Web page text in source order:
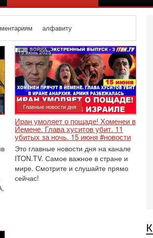
алфавиту
15 июнь 2025
Главные новости дня
Иран умоляет о пощаде! Хоменеи в
Йемене. Глава хуситов убит. 11
убитых за ночь. 15 июня #новости
Это главные новости дня на канале
ITON.TV. Самое важное в стране и
мире. Смотрите и слушайте прямо
сейчас!